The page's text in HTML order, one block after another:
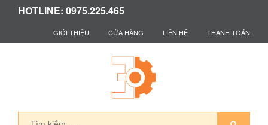
HOTLINE: 0975.225.465
GIỚI THIỆU CỬA HÀNG LIÊN HỆ THANH TOÁN